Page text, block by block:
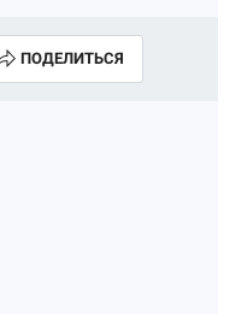
ПОДЕЛИТЬСЯ